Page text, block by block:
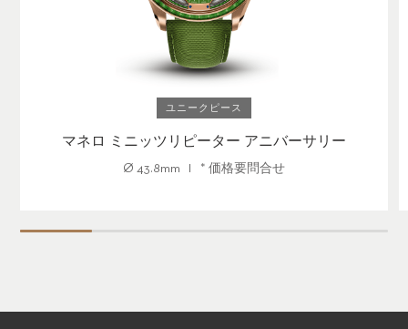
ユニークピース
マネロ ミニッツリピーター アニバーサリー
Ø 43.8mm * 価格要問合せ